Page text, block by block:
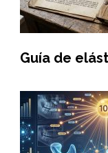
Guía de